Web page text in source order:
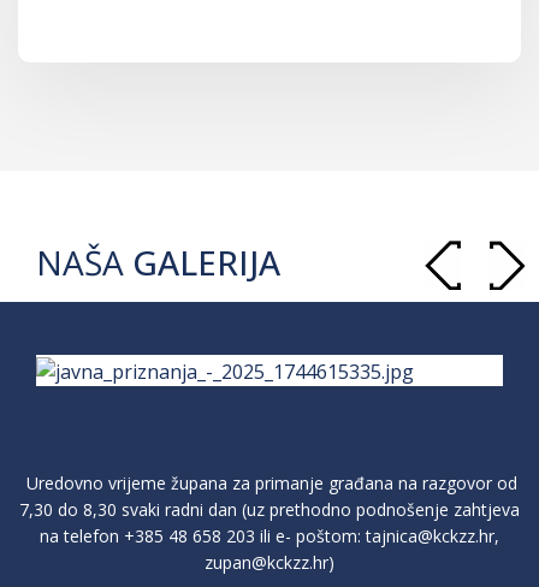
NAŠA GALERIJA
Uredovno vrijeme župana za primanje građana na razgovor od
7,30 do 8,30 svaki radni dan (uz prethodno podnošenje zahtjeva
na telefon +385 48 658 203 ili e- poštom:tajnica@kckzz.hr,
zupan@kckzz.hr)